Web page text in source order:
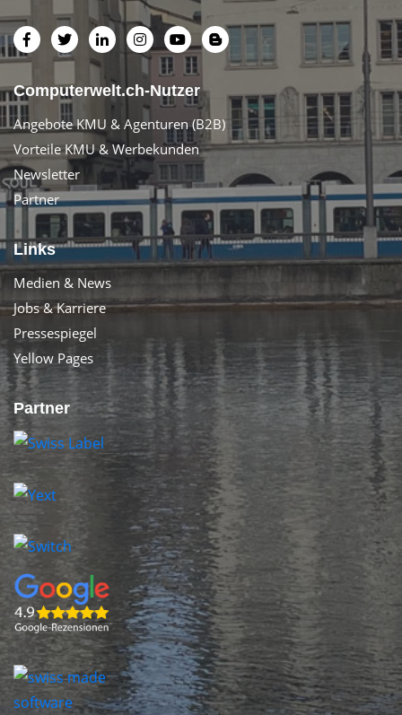
Computerwelt.ch-Nutzer
Angebote KMU & Agenturen (B2B)
Vorteile KMU & Werbekunden
Newsletter
Partner
Links
Medien & News
Jobs & Karriere
Pressespiegel
Yellow Pages
Partner